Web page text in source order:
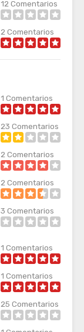
12 Comentarios
2 Comentarios
1 Comentarios
23 Comentarios
2 Comentarios
2 Comentarios
3 Comentarios
1 Comentarios
1 Comentarios
25 Comentarios